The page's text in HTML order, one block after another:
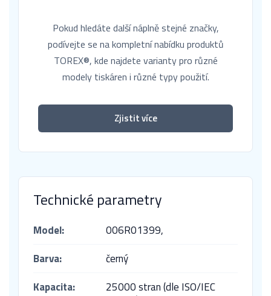
Pokud hledáte další náplně stejné značky,
podívejte se na kompletní nabídku produktů
TOREX®, kde najdete varianty pro různé
modely tiskáren i různé typy použití.
Zjistit více
Technické parametry
Model:
006R01399,
Barva:
černý
Kapacita:
25000 stran (dle ISO/IEC